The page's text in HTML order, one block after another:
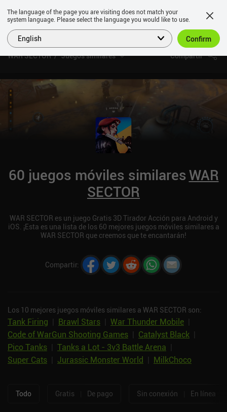
WAR SECTOR Juegos similares Compartir
60 juegos móviles similaresWAR
SECTOR
WAR SECTOR es un juego Gratis 3D Tirador Acción para Android y
iOS. ¡Esta es una lista de los 60 mejores juegos móviles similares a
WAR SECTOR que creemos que te encantarán!
Compartir:
Los 10 mejores juegos móviles similares a WAR SECTOR son:
Tank Firing Brawl Stars War Thunder Mobile
Code of WarGun Shooting Games
Catalyst Black
Pico Tanks
Tanks a Lot - 3v3 Battle Arena
Super Cats
Jurassic Monster World MilkChoco
Todo Gratis De pago Sin conexión En línea
The language of the page you are visiting does not match your
system language. Please select the language you would like to use.
English Confirm